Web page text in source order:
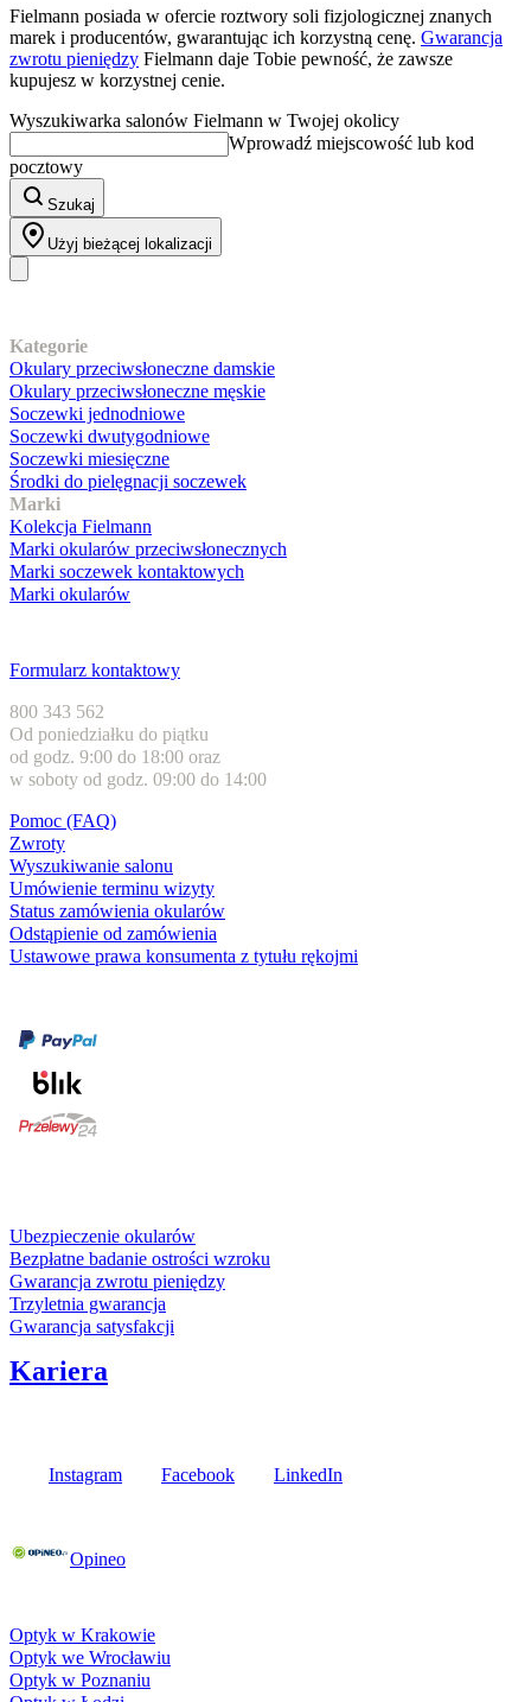
Fielmann posiada w ofercie roztwory soli fizjologicznej znanych
marek i producentów, gwarantując ich korzystną cenę. Gwarancja
zwrotu pieniędzy Fielmann daje Tobie pewność, że zawsze
kupujesz w korzystnej cenie.
Wyszukiwarka salonów Fielmann w Twojej okolicy
Wprowadź miejscowość lub kod
pocztowy
Szukaj
Użyj bieżącej lokalizacji
Kategorie
Okulary przeciwsłoneczne damskie
Okulary przeciwsłoneczne męskie
Soczewki jednodniowe
Soczewki dwutygodniowe
Soczewki miesięczne
Środki do pielęgnacji soczewek
Marki
Kolekcja Fielmann
Marki okularów przeciwsłonecznych
Marki soczewek kontaktowych
Marki okularów
Formularz kontaktowy
800 343 562
Od poniedziałku do piątku
od godz. 9:00 do 18:00 oraz
w soboty od godz. 09:00 do 14:00
Pomoc (FAQ)
Zwroty
Wyszukiwanie salonu
Umówienie terminu wizyty
Status zamówienia okularów
Odstąpienie od zamówienia
Ustawowe prawa konsumenta z tytułu rękojmi
Ubezpieczenie okularów
Bezpłatne badanie ostrości wzroku
Gwarancja zwrotu pieniędzy
Trzyletnia gwarancja
Gwarancja satysfakcji
Kariera
Instagram Facebook LinkedIn
Opineo
Optyk w Krakowie
Optyk we Wrocławiu
Optyk w Poznaniu